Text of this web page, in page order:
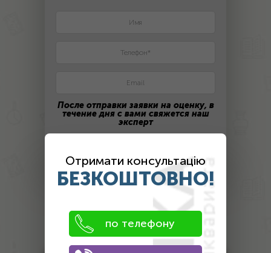
После отправки заявки на оценку, в
течение дня с вами свяжется наш
эксперт
Оценка
антиквариата
Отримати консультацію
БЕЗКОШТОВНО!
по телефону